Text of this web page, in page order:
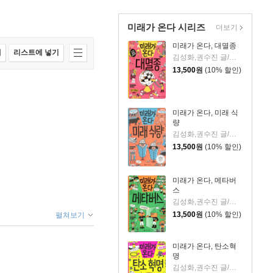
미래가 온다 시리즈
미래가 온다, 대멸종
김성화,권수진 글/이철민 그림
13,500원 (10% 할인)
미래가 온다, 미래 식
량
김성화,권수진 글/박정섭 그림
13,500원 (10% 할인)
미래가 온다, 메타버
스
13,500원 (10% 할인)
미래가 온다, 탄소혁
명
김성화,권수진 글/백두리 그림
더보기
리스트에 넣기
펼쳐보기